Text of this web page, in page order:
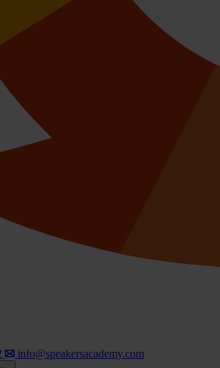
info@speakersacademy.com